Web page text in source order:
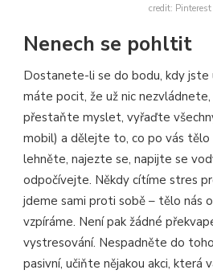
credit: Pinterest
Nenech se pohltit
Dostanete-li se do bodu, kdy jste
máte pocit, že už nic
přestaňte myslet, vyřaďte
mobil) a dělejte to, co po vás tělo
lehněte, najezte se, napijte se
odpočívejte. Někdy cítíme stres
jdeme sami proti sobě – tělo nás
vzpíráme. Není pak žádné
vystresování. Nespadněte do
pasivní, učiňte nějakou akci, která